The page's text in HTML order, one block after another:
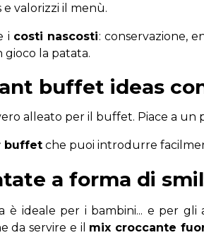
valorizzi il menù.
i costi nascosti: conservazione,
gioco la patata.
buffet ideas
alleato per il buffet. Piace a un
buffetche puoi introdurre
a forma di
è ideale per i bambini... e per
da servire e il mix croccante